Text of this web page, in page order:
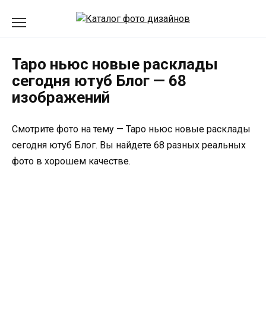
Таро ньюс новые расклады
сегодня ютуб Блог — 68
изображений
Смотрите фото на тему — Таро ньюс новые расклады
сегодня ютуб Блог. Вы найдете 68 разных реальных
фото в хорошем качестве.